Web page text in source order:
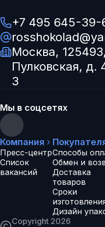
+7 495 645-39-
Москва,
Пулковская, д.
3
Мы в соцсетях
Компания
Пресс-центр
Список
вакансий
Способы
Обмен и
Доставка
товаров
Сроки
Дизайн
Copyright 2026